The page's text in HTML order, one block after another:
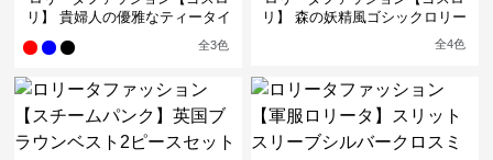
リ】 貴婦人の優雅なティータイ
全3色
リ】 森の妖精風ゴシックロリー
全4色